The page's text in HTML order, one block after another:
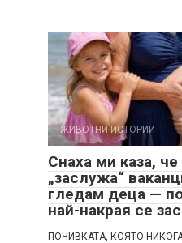
ЖИВОТНИ ИСТОРИИ
Снаха ми каза,
„заслужа“
гледам деца —
най-накрая се
ПОЧИВКАТА, КОЯТО